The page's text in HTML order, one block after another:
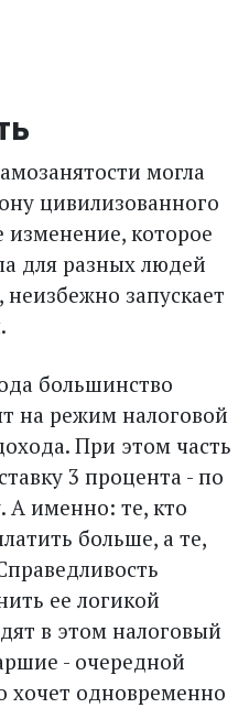
могла
цивилизованного
которое
для разных людей
запускает
большинство
на режим налоговой
При этом часть
3 процента - по
А именно: те, кто
больше, а те,
ее логикой
в этом налоговый
- очередной
хочет одновременно